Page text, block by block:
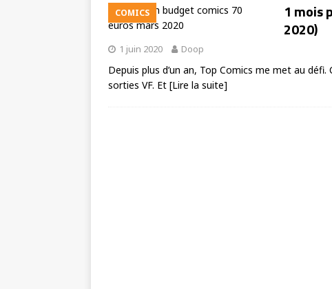
COMICS
1 mois
2020)
1 juin 2020 Doop
Depuis plus d’un an, Top Comics me met au
sorties VF. Et [Lire la suite]